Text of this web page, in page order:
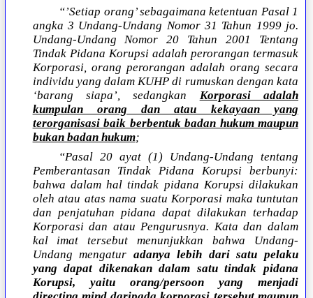
“’Setiap orang’ sebagaimana ketentuan Pasal 1
angka 3 Undang-Undang Nomor 31 Tahun 1999 jo.
Undang-Undang Nomor 20 Tahun 2001 Tentang
Tindak Pidana Korupsi adalah perorangan termasuk
Korporasi, orang perorangan adalah orang secara
individu yang dalam KUHP di rumuskan dengan kata
‘barang siapa’, sedangkan Korporasi adalah
kumpulan orang dan atau kekayaan yang
terorganisasi baik berbentuk badan hukum maupun
bukan badan hukum;
“Pasal 20 ayat (1) Undang-Undang tentang
Pemberantasan Tindak Pidana Korupsi berbunyi:
bahwa dalam hal tindak pidana Korupsi dilakukan
oleh atau atas nama suatu Korporasi maka tuntutan
dan penjatuhan pidana dapat dilakukan terhadap
Korporasi dan atau Pengurusnya. Kata dan dalam
kal imat tersebut menunjukkan bahwa Undang-
Undang mengatur adanya lebih dari satu pelaku
yang dapat dikenakan dalam satu tindak pidana
Korupsi, yaitu orang/persoon yang menjadi